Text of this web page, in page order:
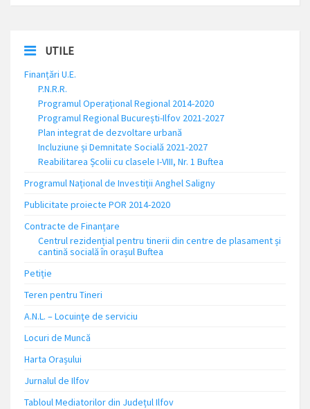
UTILE
Finanțări U.E.
P.N.R.R.
Programul Operațional Regional 2014-2020
Programul Regional București-Ilfov 2021-2027
Plan integrat de dezvoltare urbană
Incluziune și Demnitate Socială 2021-2027
Reabilitarea Școlii cu clasele I-VIII, Nr. 1 Buftea
Programul Național de Investiții Anghel Saligny
Publicitate proiecte POR 2014-2020
Contracte de Finanțare
Centrul rezidențial pentru tinerii din centre de plasament și
cantină socială în orașul Buftea
Petiție
Teren pentru Tineri
A.N.L. – Locuinţe de serviciu
Locuri de Muncă
Harta Orașului
Jurnalul de Ilfov
Tabloul Mediatorilor din Județul Ilfov